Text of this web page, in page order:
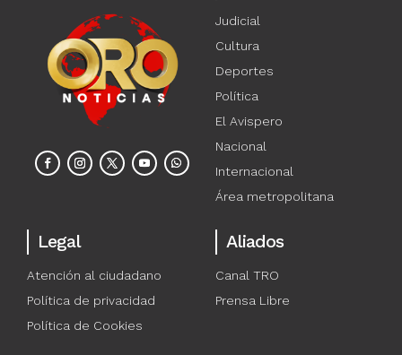
Judicial
Cultura
Deportes
Política
El Avispero
Nacional
Internacional
Área metropolitana
Legal
Atención al ciudadano
Política de privacidad
Política de Cookies
Aliados
Canal TRO
Prensa Libre